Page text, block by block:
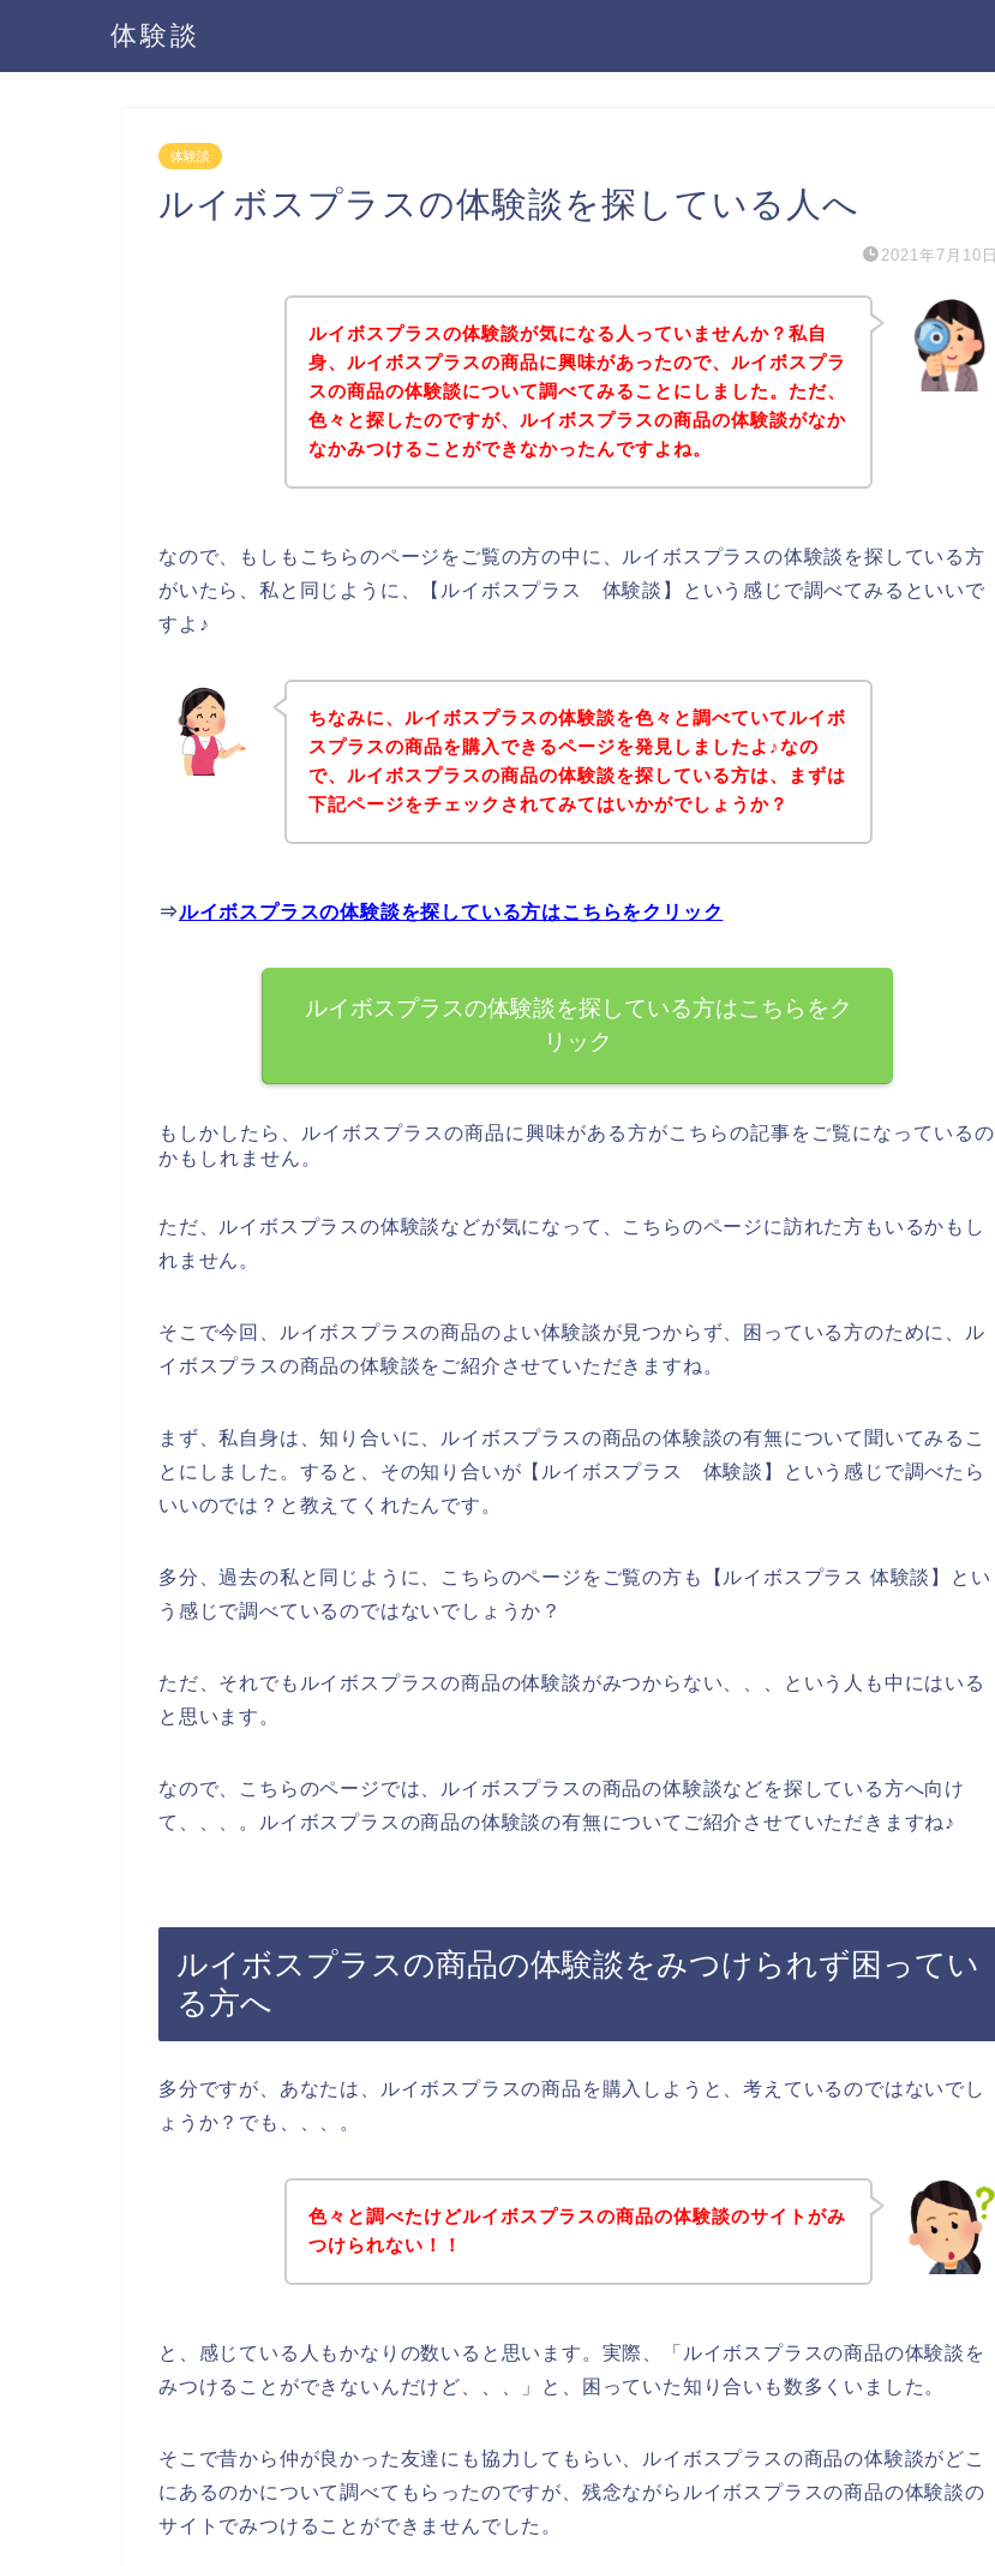
体験談
体験談
ルイボスプラスの体験談を探している人へ
2021年7月10日
ルイボスプラスの体験談が気になる人っていませんか？私自
身、ルイボスプラスの商品に興味があったので、ルイボスプラ
スの商品の体験談について調べてみることにしました。ただ、
色々と探したのですが、ルイボスプラスの商品の体験談がなか
なかみつけることができなかったんですよね。
なので、もしもこちらのページをご覧の方の中に、ルイボスプラスの体験談を探している方
がいたら、私と同じように、【ルイボスプラス 体験談】という感じで調べてみるといいで
すよ♪
ちなみに、ルイボスプラスの体験談を色々と調べていてルイボ
スプラスの商品を購入できるページを発見しましたよ♪なの
で、ルイボスプラスの商品の体験談を探している方は、まずは
下記ページをチェックされてみてはいかがでしょうか？
⇒ルイボスプラスの体験談を探している方はこちらをクリック
ルイボスプラスの体験談を探している方はこちらをク
リック
もしかしたら、ルイボスプラスの商品に興味がある方がこちらの記事をご覧になっているの
かもしれません。
ただ、ルイボスプラスの体験談などが気になって、こちらのページに訪れた方もいるかもし
れません。
そこで今回、ルイボスプラスの商品のよい体験談が見つからず、困っている方のために、ル
イボスプラスの商品の体験談をご紹介させていただきますね。
まず、私自身は、知り合いに、ルイボスプラスの商品の体験談の有無について聞いてみるこ
とにしました。すると、その知り合いが【ルイボスプラス 体験談】という感じで調べたら
いいのでは？と教えてくれたんです。
多分、過去の私と同じように、こちらのページをご覧の方も【ルイボスプラス 体験談】とい
う感じで調べているのではないでしょうか？
ただ、それでもルイボスプラスの商品の体験談がみつからない、、、という人も中にはいる
と思います。
なので、こちらのページでは、ルイボスプラスの商品の体験談などを探している方へ向け
て、、、。ルイボスプラスの商品の体験談の有無についてご紹介させていただきますね♪
ルイボスプラスの商品の体験談をみつけられず困ってい
る方へ
多分ですが、あなたは、ルイボスプラスの商品を購入しようと、考えているのではないでし
ょうか？でも、、、。
色々と調べたけどルイボスプラスの商品の体験談のサイトがみ
つけられない！！
と、感じている人もかなりの数いると思います。実際、「ルイボスプラスの商品の体験談を
みつけることができないんだけど、、、」と、困っていた知り合いも数多くいました。
そこで昔から仲が良かった友達にも協力してもらい、ルイボスプラスの商品の体験談がどこ
にあるのかについて調べてもらったのですが、残念ながらルイボスプラスの商品の体験談の
サイトでみつけることができませんでした。